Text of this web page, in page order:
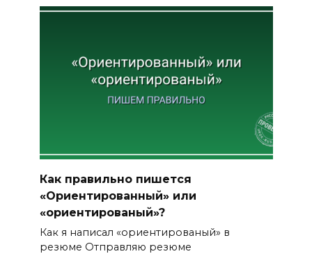
Как правильно пишется
«Ориентированный» или
«ориентированый»?
Как я написал «ориентированый» в
резюме Отправляю резюме